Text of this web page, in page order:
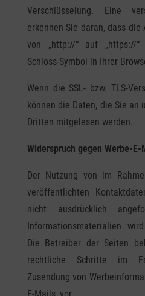
Verschlüsselung. Eine
erkennen Sie daran, dass
von „http://“ auf „https://
Schloss-Symbol in Ihrer
Wenn die SSL- bzw. TLS-
können die Daten, die Sie an
Dritten mitgelesen werden.
Widerspruch gegen Werbe-E-
Der Nutzung von im
veröffentlichten
nicht ausdrücklich
Informationsmaterialien
Die Betreiber der Seiten
rechtliche Schritte im
Zusendung von